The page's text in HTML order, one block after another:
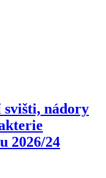
svišti, nádory
2026/24